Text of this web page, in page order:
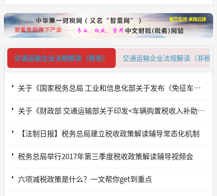
交通运输企业法规解读（税务） 交通运输企业法规解读（非税）
关于《国家税务总局 工业和信息化部关于发布〈免征车辆购置税的设有固定装置的非运输专用作业车辆目录〉（第二批）的公告》的解读
关于《财政部 交通运输部关于印发<车辆购置税收入补助地方资金管理暂行办法>的通知》的解读
【法制日报】税务总局建立税收政策解读辅导常态化机制
税务总局举行2017年第三季度税收政策解读辅导视频会
六项减税政策是什么？一文帮你get到重点